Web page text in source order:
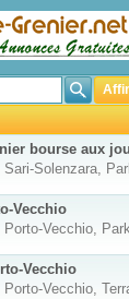
bourse aux
Solenzara,
Vecchio
Vecchio,
Vecchio
Vecchio,